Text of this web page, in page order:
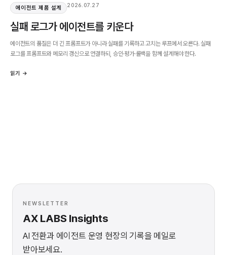
에이전트 제품 설계 2026.07.27
실패 로그가 에이전트를 키운다
에이전트의 품질은 더 긴 프롬프트가 아니라 실패를 기록하고 고치는 루프에서 오른다. 실패
로그를 프롬프트와 메모리 갱신으로 연결하되, 승인·평가·롤백을 함께 설계해야 한다.
읽기 →
NEWSLETTER
AX LABS Insights
AI 전환과 에이전트 운영 현장의 기록을 메일로
받아보세요.